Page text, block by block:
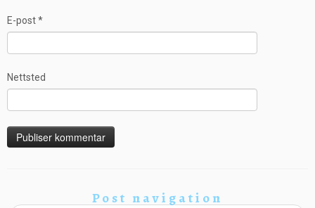
E-post*
Nettsted
Post navigation